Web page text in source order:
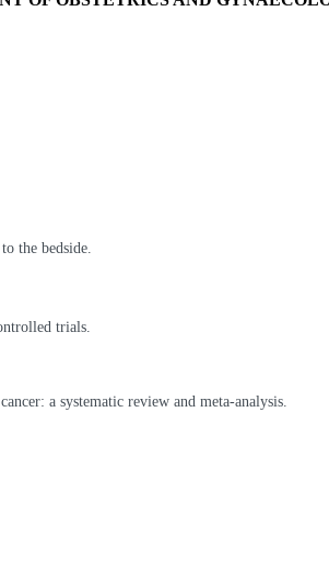
the bedside.
trials.
a systematic review and meta-analysis.